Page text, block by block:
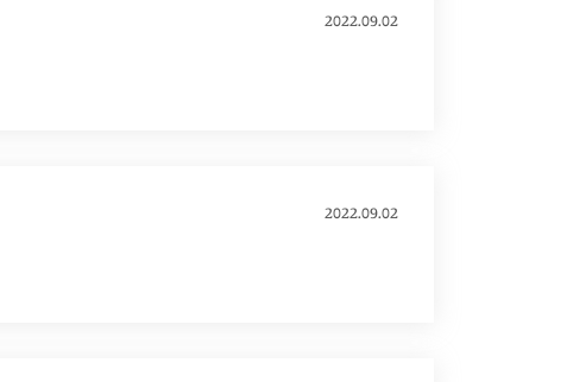
2022.09.02
2022.09.02